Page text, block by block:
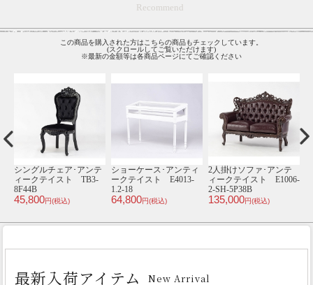
Recommend
この商品を購入された方はこちらの商品もチェックしています。
(スクロールしてご覧いただけます)
※最新の金額等は各商品ページにてご確認ください
シングルチェア･アンテ
ィークテイスト TB3-
8F44B
45,800円(税込)
ショーケース･アンティ
ークテイスト E4013-
1.2-18
64,800円(税込)
2人掛けソファ･アンテ
ィークテイスト E1006-
2-SH-5P38B
135,000円(税込)